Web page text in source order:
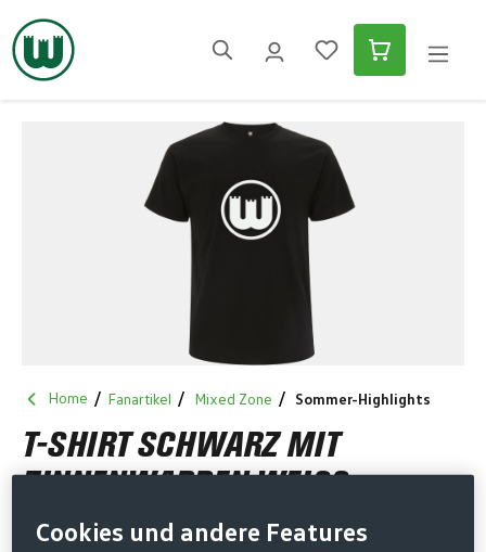
springen
Bildergalerie überspringen
Home Fanartikel Mixed Zone Sommer-Highlights
T-SHIRT SCHWARZ MIT
18,00 €*
Cookies und andere Features